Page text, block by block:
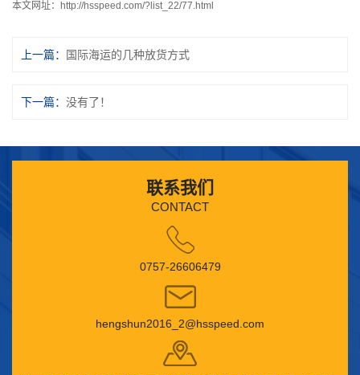
本文网址： http://hsspeed.com/?list_22/77.html
上一篇： 国际海运的几种放货方式
下一篇： 没有了！
联系我们
CONTACT
0757-26606479
hengshun2016_2@hsspeed.com